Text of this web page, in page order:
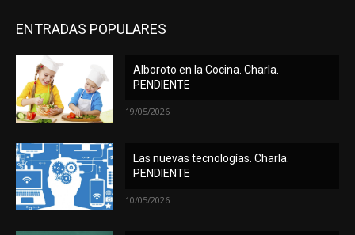
ENTRADAS POPULARES
Alboroto en la Cocina. Charla.
PENDIENTE
19/05/2026
Las nuevas tecnologías. Charla.
PENDIENTE
10/05/2026